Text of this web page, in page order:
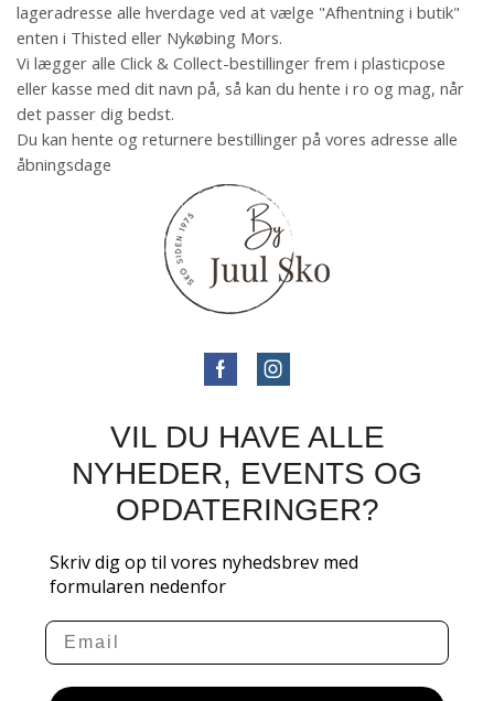
lageradresse alle hverdage ved at vælge "Afhentning i butik"
enten i Thisted eller Nykøbing Mors.
Vi lægger alle Click & Collect-bestillinger frem i plasticpose
eller kasse med dit navn på, så kan du hente i ro og mag, når
det passer dig bedst.
Du kan hente og returnere bestillinger på vores adresse alle
åbningsdage
VIL DU HAVE ALLE
NYHEDER, EVENTS OG
OPDATERINGER?
Skriv dig op til vores nyhedsbrev med
formularen nedenfor
Email